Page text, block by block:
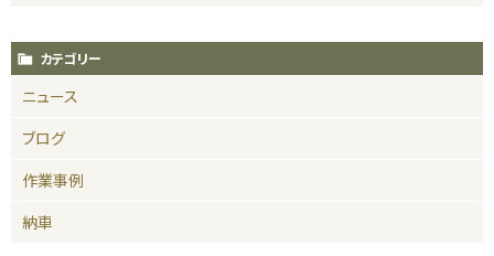
カテゴリー
ニュース
ブログ
作業事例
納車